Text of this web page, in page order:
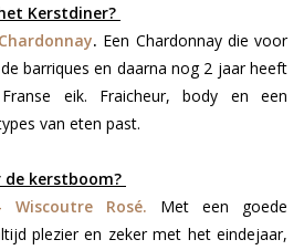
Kerstdiner?
. Een Chardonnay die voor
barriques en daarna nog 2 jaar heeft
eik. Fraicheur, body en een
van eten past.
kerstboom?
Rosé. Met een goede
plezier en zeker met het eindejaar,